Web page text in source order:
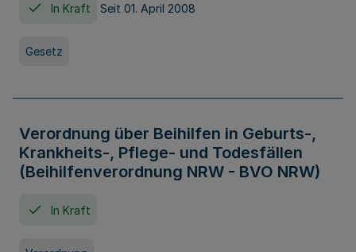
In Kraft Seit 01. April 2008
Gesetz
Verordnung über Beihilfen in Geburts-,
Krankheits-, Pflege- und Todesfällen
(Beihilfenverordnung NRW - BVO NRW)
In Kraft